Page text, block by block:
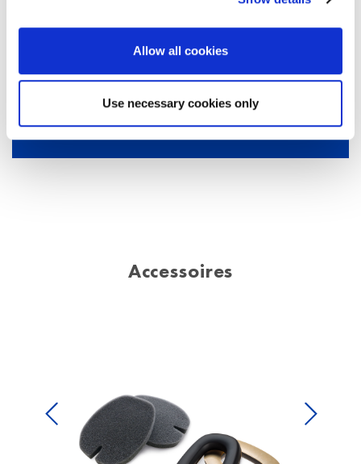
Allow all cookies
Use necessary cookies only
Accessoires
Previous Next